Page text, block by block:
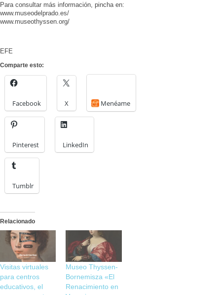
Para consultar más información, pincha en:
www.museodelprado.es/
www.museothyssen.org/
EFE
Comparte esto:
Facebook X Menéame
Pinterest LinkedIn
Tumblr
Relacionado
Visitas virtuales
para centros
educativos, el
Museo Thyssen-
Bornemisza «El
Renacimiento en